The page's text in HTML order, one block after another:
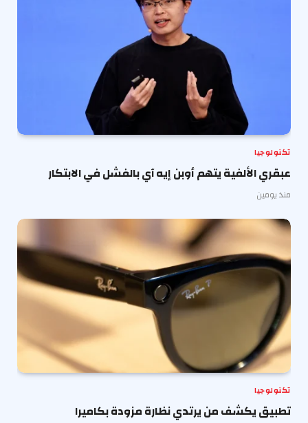
تكنولوجيا
عبقري الألفية يتهم أوبن إيه آي بالفشل في الابتكار
منذ يومين
تكنولوجيا
تطبيق يكشف من يرتدي نظارة مزودة بكاميرا